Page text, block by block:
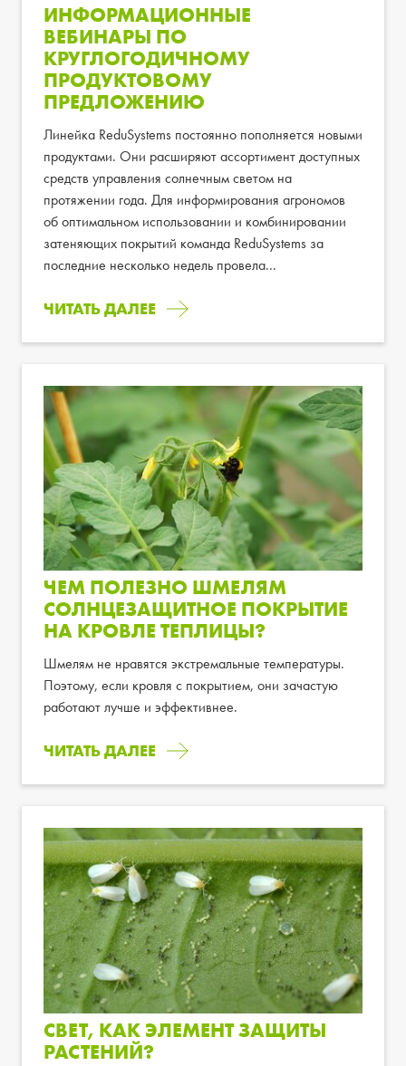
ИНФОРМАЦИОННЫЕ
ВЕБИНАРЫ ПО
КРУГЛОГОДИЧНОМУ
ПРОДУКТОВОМУ
ПРЕДЛОЖЕНИЮ
Линейка ReduSystems постоянно пополняется новыми
продуктами. Они расширяют ассортимент доступных
средств управления солнечным светом на
протяжении года. Для информирования агрономов
об оптимальном использовании и комбинировании
затеняющих покрытий команда ReduSystems за
последние несколько недель провела...
ЧИТАТЬ ДАЛЕЕ
ЧЕМ ПОЛЕЗНО ШМЕЛЯМ
СОЛНЦЕЗАЩИТНОЕ ПОКРЫТИЕ
НА КРОВЛЕ ТЕПЛИЦЫ?
Шмелям не нравятся экстремальные температуры.
Поэтому, если кровля с покрытием, они зачастую
работают лучше и эффективнее.
ЧИТАТЬ ДАЛЕЕ
СВЕТ, КАК ЭЛЕМЕНТ ЗАЩИТЫ
РАСТЕНИЙ?